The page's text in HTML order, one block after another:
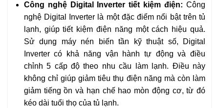
Công nghệ Digital Inverter tiết kiệm điện: Công
nghệ Digital Inverter là một đặc điểm nổi bật trên tủ
lạnh, giúp tiết kiệm điện năng một cách hiệu quả.
Sử dụng máy nén biến tần kỹ thuật số, Digital
Inverter có khả năng vận hành tự động và điều
chỉnh 5 cấp độ theo nhu cầu làm lạnh. Điều này
không chỉ giúp giảm tiêu thụ điện năng mà còn làm
giảm tiếng ồn và hạn chế hao mòn động cơ, từ đó
kéo dài tuổi thọ của tủ lạnh.